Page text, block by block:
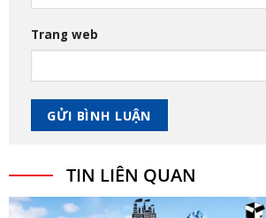
Trang web
TIN LIÊN QUAN